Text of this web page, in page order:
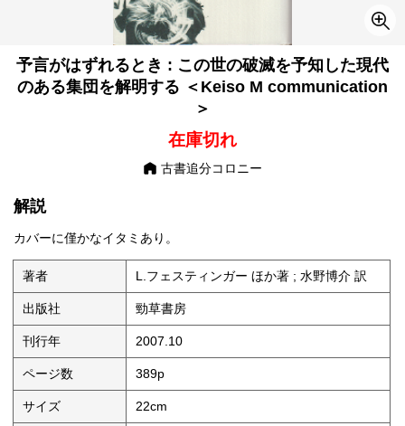
予言がはずれるとき : この世の破滅を予知した現代
のある集団を解明する ＜Keiso M communication
＞
在庫切れ
古書追分コロニー
解説
カバーに僅かなイタミあり。
著者 L.フェスティンガー ほか著 ; 水野博介 訳
出版社 勁草書房
刊行年 2007.10
ページ数 389p
サイズ 22cm